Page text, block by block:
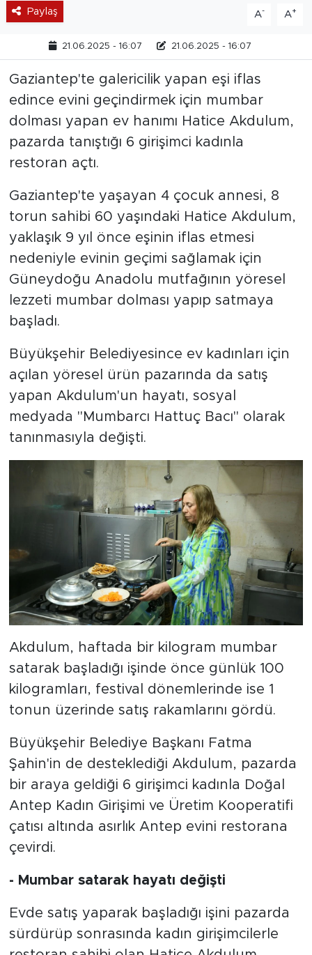
Paylaş A- A+
21.06.2025 - 16:07 21.06.2025 - 16:07
Gaziantep'te galericilik yapan eşi iflas
edince evini geçindirmek için mumbar
dolması yapan ev hanımı Hatice Akdulum,
pazarda tanıştığı 6 girişimci kadınla
restoran açtı.
Gaziantep'te yaşayan 4 çocuk annesi, 8
torun sahibi 60 yaşındaki Hatice Akdulum,
yaklaşık 9 yıl önce eşinin iflas etmesi
nedeniyle evinin geçimi sağlamak için
Güneydoğu Anadolu mutfağının yöresel
lezzeti mumbar dolması yapıp satmaya
başladı.
Büyükşehir Belediyesince ev kadınları için
açılan yöresel ürün pazarında da satış
yapan Akdulum'un hayatı, sosyal
medyada "Mumbarcı Hattuç Bacı" olarak
tanınmasıyla değişti.
Akdulum, haftada bir kilogram mumbar
satarak başladığı işinde önce günlük 100
kilogramları, festival dönemlerinde ise 1
tonun üzerinde satış rakamlarını gördü.
Büyükşehir Belediye Başkanı Fatma
Şahin'in de desteklediği Akdulum, pazarda
bir araya geldiği 6 girişimci kadınla Doğal
Antep Kadın Girişimi ve Üretim Kooperatifi
çatısı altında asırlık Antep evini restorana
çevirdi.
- Mumbar satarak hayatı değişti
Evde satış yaparak başladığı işini pazarda
sürdürüp sonrasında kadın girişimcilerle